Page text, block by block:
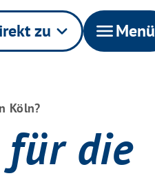
zu keyboard_arrow_down menuMenü
Köln?
für die